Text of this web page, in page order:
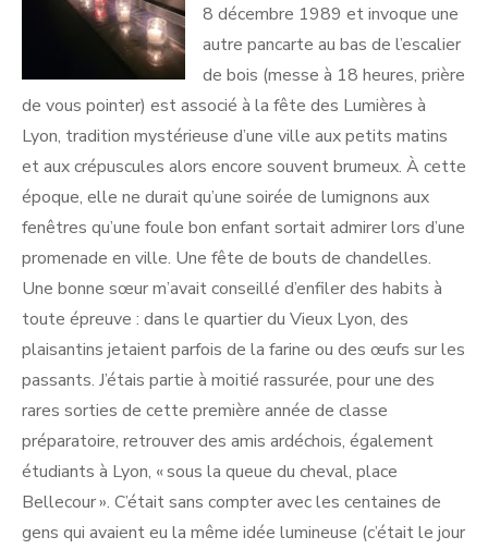
8 décembre 1989 et invoque une
autre pancarte au bas de l’escalier
de bois (messe à 18 heures, prière
de vous pointer) est associé à la fête des Lumières à
Lyon, tradition mystérieuse d’une ville aux petits matins
et aux crépuscules alors encore souvent brumeux. À cette
époque, elle ne durait qu’une soirée de lumignons aux
fenêtres qu’une foule bon enfant sortait admirer lors d’une
promenade en ville. Une fête de bouts de chandelles.
Une bonne sœur m’avait conseillé d’enfiler des habits à
toute épreuve : dans le quartier du Vieux Lyon, des
plaisantins jetaient parfois de la farine ou des œufs sur les
passants. J’étais partie à moitié rassurée, pour une des
rares sorties de cette première année de classe
préparatoire, retrouver des amis ardéchois, également
étudiants à Lyon, « sous la queue du cheval, place
Bellecour ». C’était sans compter avec les centaines de
gens qui avaient eu la même idée lumineuse (c’était le jour